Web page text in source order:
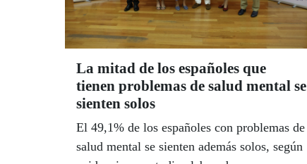
La mitad de los españoles que
tienen problemas de salud mental se
sienten solos
El 49,1% de los españoles con problemas de
salud mental se sienten además solos, según